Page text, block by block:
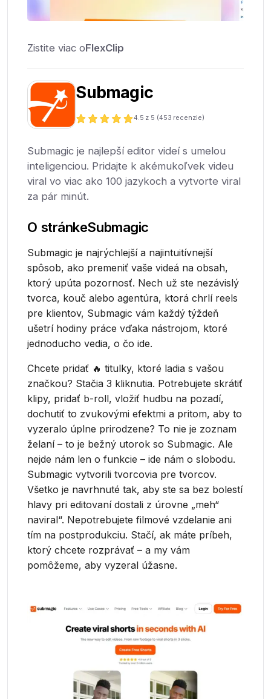
Zistite viac oFlexClip
Submagic
4.5 z 5 (453 recenzie)
Submagic je najlepší editor videí s umelou
inteligenciou. Pridajte k akémukoľvek videu
viral vo viac ako 100 jazykoch a vytvorte viral
za pár minút.
O stránkeSubmagic
Submagic je najrýchlejší a najintuitívnejší
spôsob, ako premeniť vaše videá na obsah,
ktorý upúta pozornosť. Nech už ste nezávislý
tvorca, kouč alebo agentúra, ktorá chrlí reels
pre klientov, Submagic vám každý týždeň
ušetrí hodiny práce vďaka nástrojom, ktoré
jednoducho vedia, o čo ide.
Chcete pridať 🔥 titulky, ktoré ladia s vašou
značkou? Stačia 3 kliknutia. Potrebujete skrátiť
klipy, pridať b-roll, vložiť hudbu na pozadí,
dochutiť to zvukovými efektmi a pritom, aby to
vyzeralo úplne prirodzene? To nie je zoznam
želaní – to je bežný utorok so Submagic. Ale
nejde nám len o funkcie – ide nám o slobodu.
Submagic vytvorili tvorcovia pre tvorcov.
Všetko je navrhnuté tak, aby ste sa bez bolestí
hlavy pri editovaní dostali z úrovne „meh“
naviral“. Nepotrebujete filmové vzdelanie ani
tím na postprodukciu. Stačí, ak máte príbeh,
ktorý chcete rozprávať – a my vám
pomôžeme, aby vyzeral úžasne.